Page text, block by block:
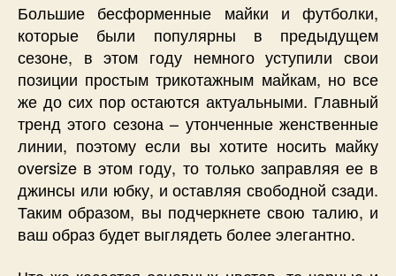
Большие бесформенные майки и футболки,
которые были популярны в предыдущем
сезоне, в этом году немного уступили свои
позиции простым трикотажным майкам, но все
же до сих пор остаются актуальными. Главный
тренд этого сезона – утонченные женственные
линии, поэтому если вы хотите носить майку
oversize в этом году, то только заправляя ее в
джинсы или юбку, и оставляя свободной сзади.
Таким образом, вы подчеркнете свою талию, и
ваш образ будет выглядеть более элегантно.